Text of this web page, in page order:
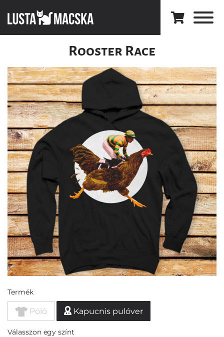
Rooster Race
Termék
Póló Kapucnis pulóver
Válasszon egy színt